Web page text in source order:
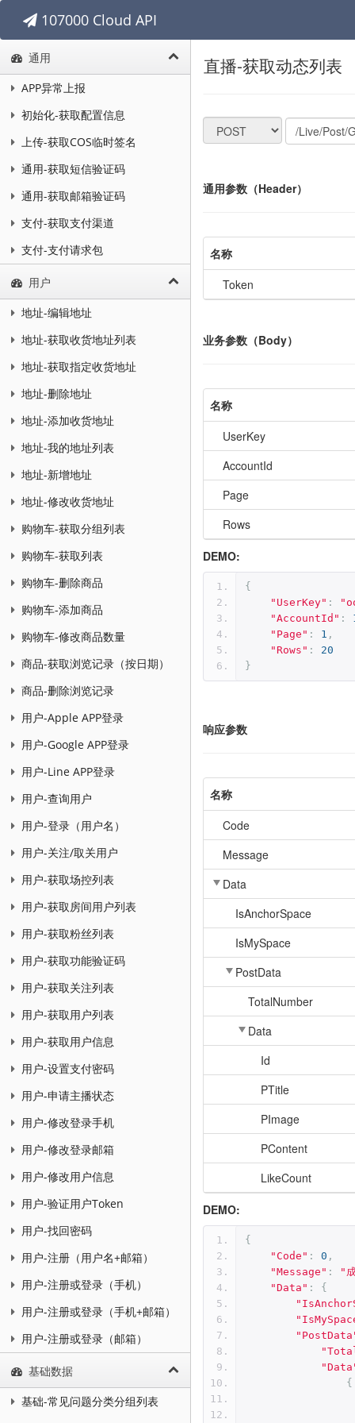
107000 Cloud API
通用
APP异常上报
初始化-获取配置信息
上传-获取COS临时签名
通用-获取短信验证码
通用-获取邮箱验证码
支付-获取支付渠道
支付-支付请求包
用户
地址-编辑地址
地址-获取收货地址列表
地址-获取指定收货地址
地址-删除地址
地址-添加收货地址
地址-我的地址列表
地址-新增地址
地址-修改收货地址
购物车-获取分组列表
购物车-获取列表
购物车-删除商品
购物车-添加商品
购物车-修改商品数量
商品-获取浏览记录（按日期）
商品-删除浏览记录
用户-Apple APP登录
用户-Google APP登录
用户-Line APP登录
用户-查询用户
用户-登录（用户名）
用户-关注/取关用户
用户-获取场控列表
用户-获取房间用户列表
用户-获取粉丝列表
用户-获取功能验证码
用户-获取关注列表
用户-获取用户列表
用户-获取用户信息
用户-设置支付密码
用户-申请主播状态
用户-修改登录手机
用户-修改登录邮箱
用户-修改用户信息
用户-验证用户Token
用户-找回密码
用户-注册（用户名+邮箱）
用户-注册或登录（手机）
用户-注册或登录（手机+邮箱）
用户-注册或登录（邮箱）
基础数据
基础-常见问题分类分组列表
直播-获取动态列表
通用参数（Header）
名称
Token
业务参数（Body）
名称
UserKey
AccountId
Page
Rows
DEMO:
{
"UserKey" :
"AccountId" :
"Page" : 1 ,
"Rows" :
20
}
响应参数
名称
Code
Message
Data
IsAnchorSpace
IsMySpace
PostData
TotalNumber
Data
Id
PTitle
PImage
PContent
LikeCount
DEMO:
{
"Code" : 0 ,
"Message" :
"
"Data" :
{
{